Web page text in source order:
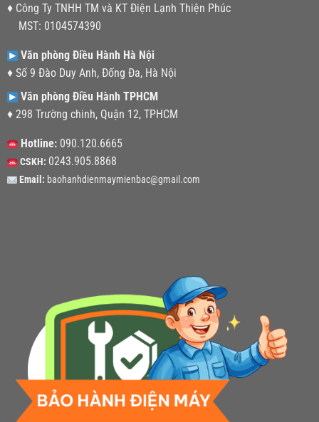
♦ Công Ty TNHH TM và KT Điện Lạnh Thiện Phúc
MST: 0104574390
Văn phòng Điều Hành Hà Nội
♦ Số 9 Đào Duy Anh, Đống Đa, Hà Nội
Văn phòng Điều Hành TPHCM
♦ 298 Trường chinh, Quận 12, TPHCM
Hotline:090.120.6665
CSKH: 0243.905.8868
Email: baohanhdienmaymienbac@gmail.com